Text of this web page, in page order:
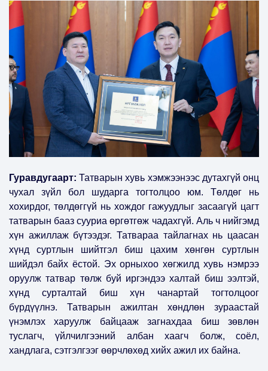
Гуравдугаарт:Татварын хувь хэмжээнээс дутахгүй онц
чухал зүйл бол шударга тогтолцоо юм. Төлдөг нь
хохирдог, төлдөггүй нь хождог гажуудлыг засаагүй цагт
татварын бааз сууриа өргөтгөж чадахгүй. Аль ч нийгэмд
хүн ажиллаж бүтээдэг. Татвараа тайлагнах нь цаасан
хүнд суртлын шийтгэл биш цахим хөнгөн суртлын
шийдэл байх ёстой. Эх орныхоо хөгжилд хувь нэмрээ
оруулж татвар төлж буй иргэндээ халтай биш ээлтэй,
хүнд сурталтай биш хүн чанартай тогтолцоог
бүрдүүлнэ. Татварын ажилтан хөндлөн зураастай
үнэмлэх харуулж байцааж загнахдаа биш зөвлөн
туслагч, үйлчилгээний албан хаагч болж, соёл,
хандлага, сэтгэлгээг өөрчлөхөд хийх ажил их байна.